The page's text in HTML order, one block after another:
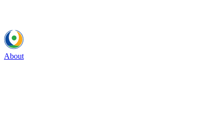
About